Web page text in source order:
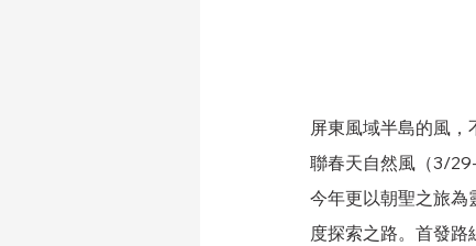
屏東風域半島的風
聯春天自然風（3/
今年更以朝聖之旅為
度探索之路。首發路